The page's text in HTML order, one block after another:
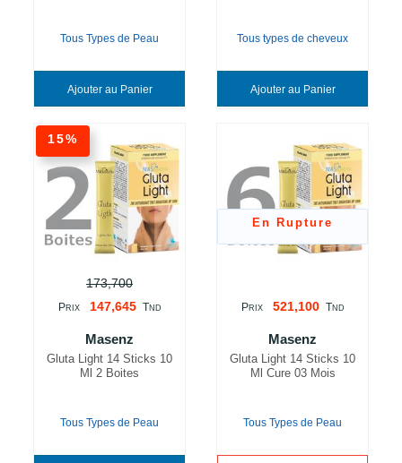
Tous Types de Peau
Ajouter au Panier
Tous types de cheveux
Ajouter au Panier
15%
173,700
PRIX 147,645 TND
Masenz
Gluta Light 14 Sticks 10
Ml 2 Boites
Tous Types de Peau
En Rupture
PRIX 521,100 TND
Masenz
Gluta Light 14 Sticks 10
Ml Cure 03 Mois
Tous Types de Peau